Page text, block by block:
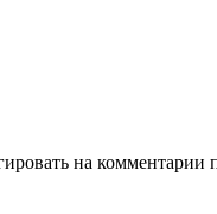
на комментарии